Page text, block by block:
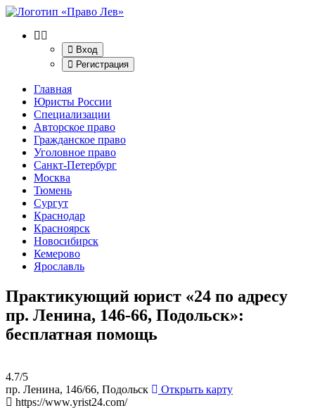
Вход
Регистрация
Главная
Юристы России
Специализации
Авторское право
Гражданское право
Уголовное право
Санкт-Петербург
Москва
Тюмень
Сургут
Краснодар
Красноярск
Новосибирск
Кемерово
Ярославль
Практикующий юрист «24 по адресу
пр. Ленина, 146-66, Подольск»:
бесплатная помощь
4.7/5
пр. Ленина, 146/66, Подольск
Открыть карту
https://www.yrist24.com/